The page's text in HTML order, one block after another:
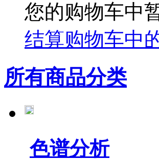
您的购物车中
结算购物车中
所有商品分类
色谱分析